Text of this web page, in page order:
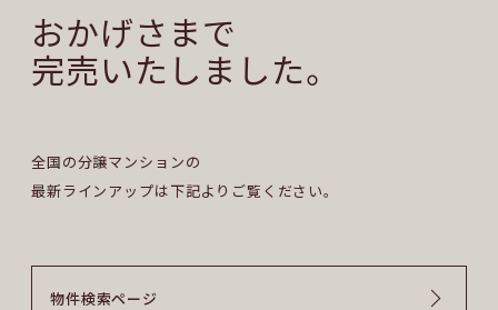
おかげさまで
完売いたしました。
全国の分譲マンションの
最新ラインアップは下記よりご覧ください。
物件検索ページ